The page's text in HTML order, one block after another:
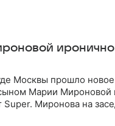
иронично
Москвы прошло новое
Марии
Миронова на